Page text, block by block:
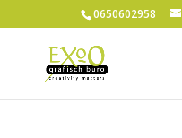
0650602958